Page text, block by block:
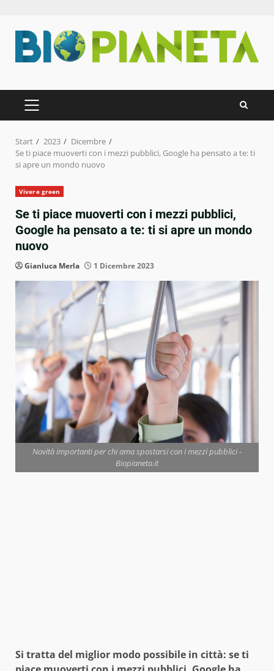
Inhalt
springen
PRIMÄRES
MENÜ
Start 2023
Dicembre
Se ti piace muoverti con i mezzi pubblici, Google ha pensato a te: ti
si apre un mondo nuovo
Vivere green
Se ti piace muoverti con i mezzi pubblici,
Google ha pensato a te: ti si apre un mondo
nuovo
Gianluca Merla 1 Dicembre 2023
Novità importanti per chi ama spostarsi con i mezzi pubblici -
Biopianeta.it
Si tratta del miglior modo possibile in città: se ti